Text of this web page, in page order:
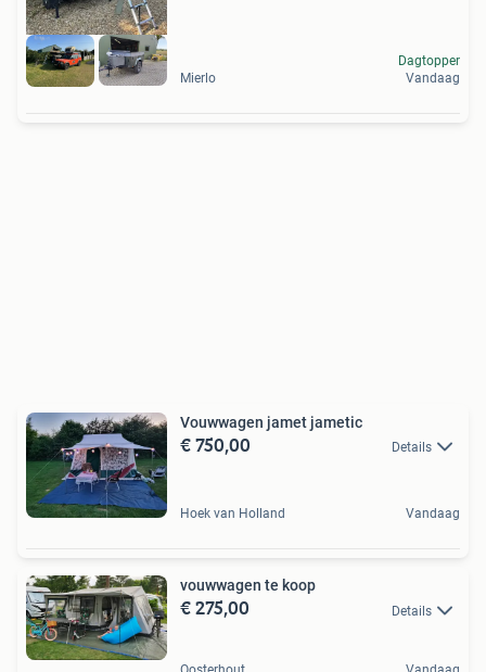
Mierlo
Dagtopper
Vandaag
Vouwwagen jamet jametic
€ 750,00 Details
Hoek van Holland Vandaag
vouwwagen te koop
€ 275,00 Details